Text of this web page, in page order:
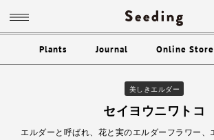
Plants Journal Online Store
美しきエルダー
セイヨウニワトコ
エルダーと呼ばれ、花と実のエルダーフラワー、